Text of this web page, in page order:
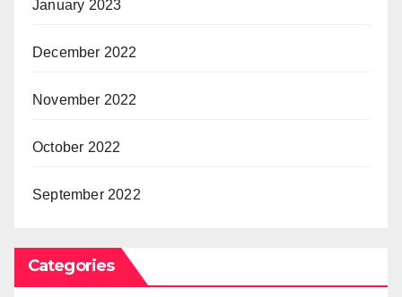
January 2023
December 2022
November 2022
October 2022
September 2022
Categories